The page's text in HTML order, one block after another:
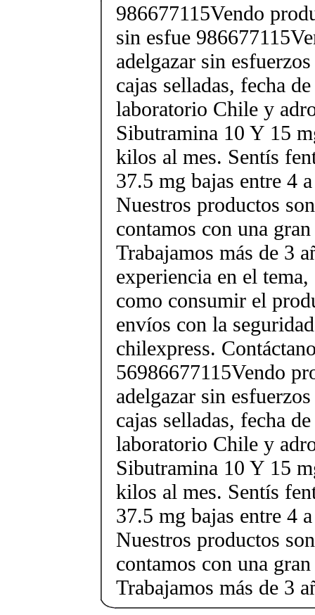
986677115Vendo
sin esfue
adelgazar sin
cajas selladas, fecha
laboratorio Chile y
Sibutramina 10 Y 15
kilos al mes. Sentís
37.5 mg bajas entre 4
Nuestros productos
contamos con una
Trabajamos más de 3
experiencia en el
como consumir el
envíos con la
chilexpress.
56986677115Vendo
adelgazar sin
cajas selladas, fecha
laboratorio Chile y
Sibutramina 10 Y 15
kilos al mes. Sentís
37.5 mg bajas entre 4
Nuestros productos
contamos con una
Trabajamos más de 3